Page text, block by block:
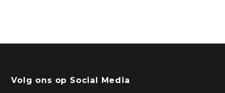
Volg ons op Social Media